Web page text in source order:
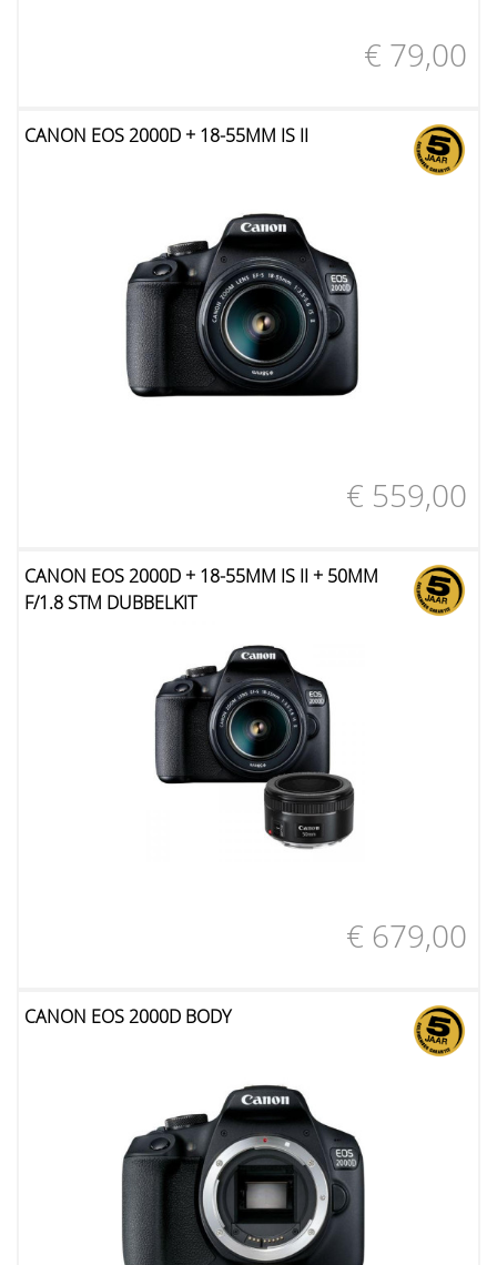
€ 79,00
CANON EOS 2000D + 18-55MM IS II
€ 559,00
CANON EOS 2000D + 18-55MM IS II + 50MM
F/1.8 STM DUBBELKIT
€ 679,00
CANON EOS 2000D BODY